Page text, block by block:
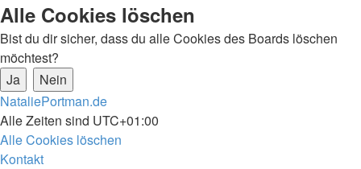
Alle Cookies löschen
Bist du dir sicher, dass du alle Cookies des Boards löschen
möchtest?
NataliePortman.de
Alle Zeiten sind UTC+01:00
Alle Cookies löschen
Kontakt